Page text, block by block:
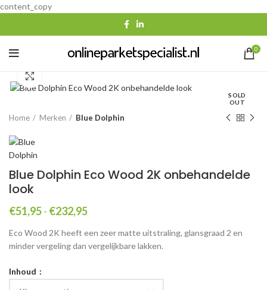
content_copy
0
SOLD
OUT
Home Merken Blue Dolphin
Blue Dolphin Eco Wood 2K onbehandelde
look
€51,95- €232,95Prijsklasse:
tot
€232,95
Eco Wood 2K heeft een zeer matte uitstraling, glansgraad 2 en
minder vergeling dan vergelijkbare lakken.
Inhoud